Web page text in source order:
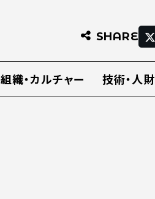
SHARE
組織・カルチャー 技術・人財